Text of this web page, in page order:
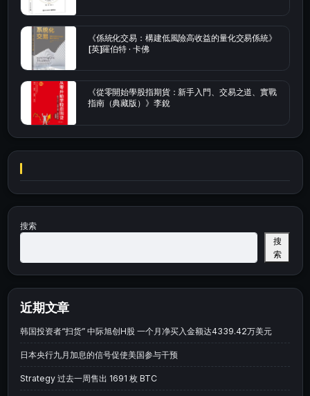
《係統化交易：構建低風險高收益的量化交易係統》
[英]羅伯特 · 卡佛
《從零開始學股指期貨：新手入門、交易之道、實戰
指南（典藏版）》李銳
搜索
搜
索
近期文章
韩国投资者“扫货” 中际旭创H股 一个月净买入金额达4339.42万美元
日本央行九月加息的信号促使美国参与干预
Strategy 过去一周售出 1691 枚 BTC